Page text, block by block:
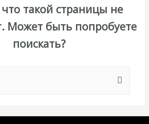
такой страницы не
Может быть попробуете
поискать?